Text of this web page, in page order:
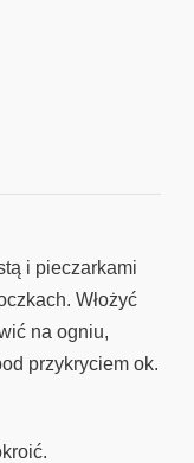
i pieczarkami
Włożyć
na ogniu,
przykryciem ok.